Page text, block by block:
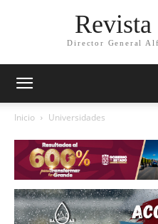
Director General
Inicio Universidades